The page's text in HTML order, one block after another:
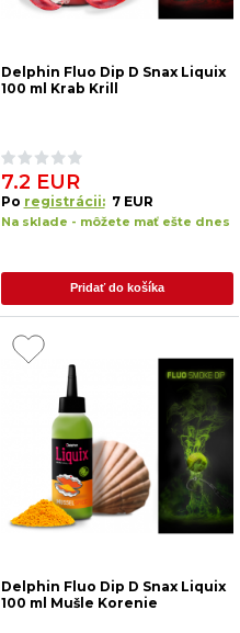
Delphin Fluo Dip D Snax Liquix
100 ml Krab Krill
7.2 EUR
Po registrácii: 7 EUR
Na sklade - môžete mať ešte dnes
Pridať do košíka
Delphin Fluo Dip D Snax Liquix
100 ml Mušle Korenie